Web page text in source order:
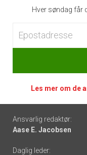
Hver søndag får
Les mer om de
Footer
-
Ansvarlig redaktør:
Aase E. Jacobsen
Daglig leder: